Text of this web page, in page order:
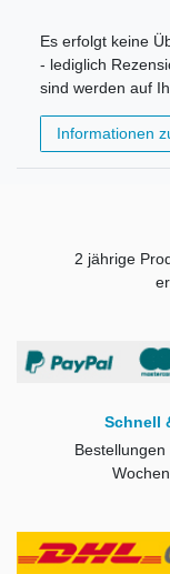
Es erfolgt keine
- lediglich
sind werden auf
Informationen
2 jährige
Schnell
Bestellungen